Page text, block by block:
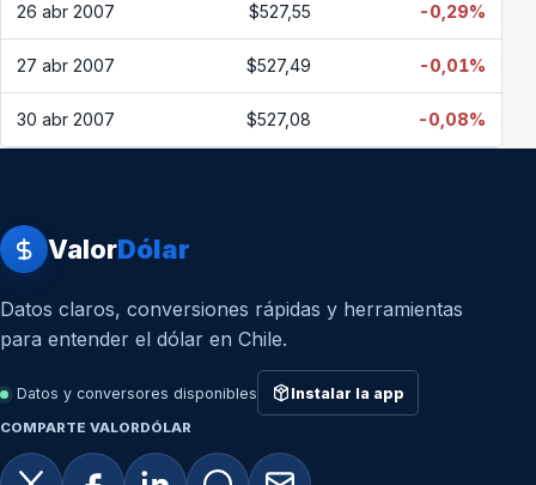
26 abr 2007 $527,55 -0,29%
27 abr 2007 $527,49 -0,01%
30 abr 2007 $527,08 -0,08%
ValorDólar
Datos claros, conversiones rápidas y herramientas
para entender el dólar en Chile.
Datos y conversores disponibles Instalar la app
COMPARTE VALORDÓLAR